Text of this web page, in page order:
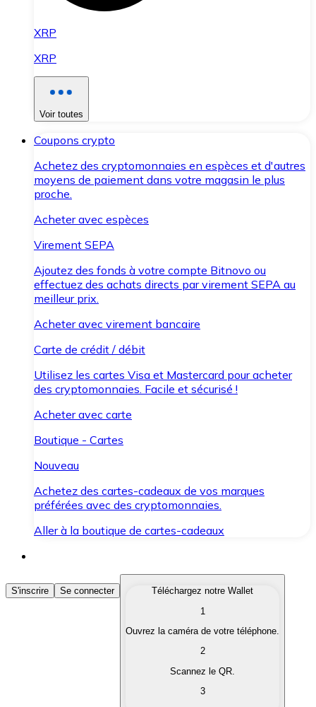
XRP
XRP
Voir toutes
Coupons crypto
Achetez des cryptomonnaies en espèces et d'autres
moyens de paiement dans votre magasin le plus
proche.
Acheter avec espèces
Virement SEPA
Ajoutez des fonds à votre compte Bitnovo ou
effectuez des achats directs par virement SEPA au
meilleur prix.
Acheter avec virement bancaire
Carte de crédit / débit
Utilisez les cartes Visa et Mastercard pour acheter
des cryptomonnaies. Facile et sécurisé !
Acheter avec carte
Boutique - Cartes
Nouveau
Achetez des cartes-cadeaux de vos marques
préférées avec des cryptomonnaies.
Aller à la boutique de cartes-cadeaux
Acheter des Cryptomonnaies
Achetez les cryptomonnaies qui vous intéressent
Convertissez vos cryptomonnaies en monnaie
S'inscrire Se connecter
Téléchargez notre Wallet
1
Ouvrez la caméra de votre téléphone.
2
Scannez le QR.
3